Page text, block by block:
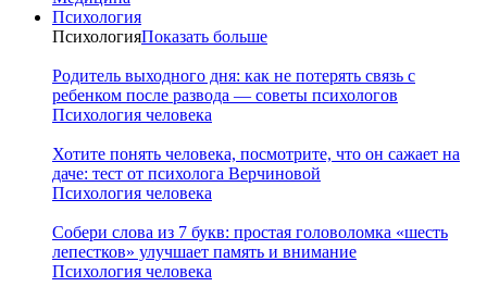
Психология
ПсихологияПоказать больше
Родитель выходного дня: как не потерять связь с
ребенком после развода — советы психологов
Психология человека
Хотите понять человека, посмотрите, что он сажает на
даче: тест от психолога Верчиновой
Психология человека
Собери слова из 7 букв: простая головоломка «шесть
лепестков» улучшает память и внимание
Психология человека